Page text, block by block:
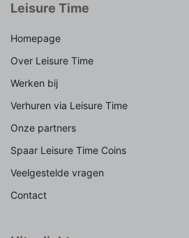
Leisure Time
Homepage
Over Leisure Time
Werken bij
Verhuren via Leisure Time
Onze partners
Spaar Leisure Time Coins
Veelgestelde vragen
Contact